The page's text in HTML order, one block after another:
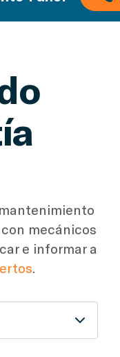
mecánicos
e informar a
.